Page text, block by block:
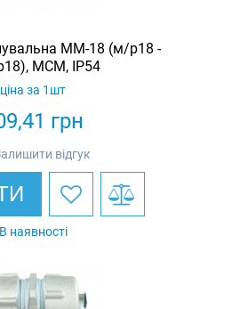
ММ-18 (м/р18 -
МСМ, IP54
грн
ціна за 1шт
відгук
В наявності